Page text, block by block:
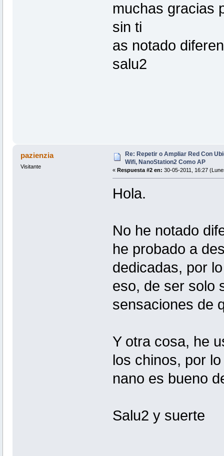
muchas gracias
sin ti
as notado
salu2
pazienzia
Visitante
Re: Repetir o Ampliar Red Con
Wifi, NanoStation2 Como AP
« Respuesta #2 en: 30-05-2011, 16:27
Hola.
No he notado
he probado a
dedicadas, por
eso, de ser solo
sensaciones de
Y otra cosa, he
los chinos, por
nano es bueno
Salu2 y suerte